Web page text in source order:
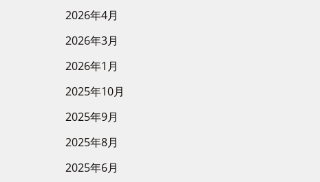
2026年4月
2026年3月
2026年1月
2025年10月
2025年9月
2025年8月
2025年6月